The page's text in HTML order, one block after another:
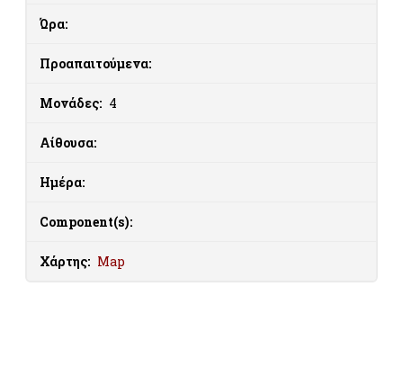
Ώρα:
Προαπαιτούμενα:
Μονάδες: 4
Αίθουσα:
Ημέρα:
Component(s):
Χάρτης: Map